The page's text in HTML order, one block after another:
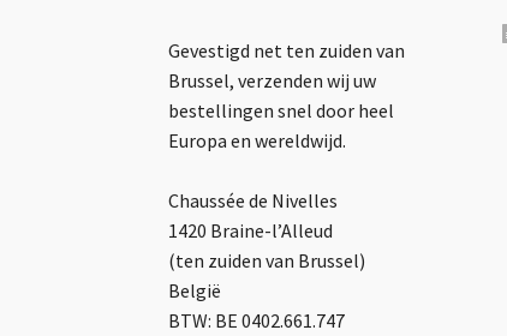
Gevestigd net ten zuiden van
Brussel, verzenden wij uw
bestellingen snel door heel
Europa en wereldwijd.
Chaussée de Nivelles
1420 Braine-l’Alleud
(ten zuiden van Brussel)
België
BTW: BE 0402.661.747